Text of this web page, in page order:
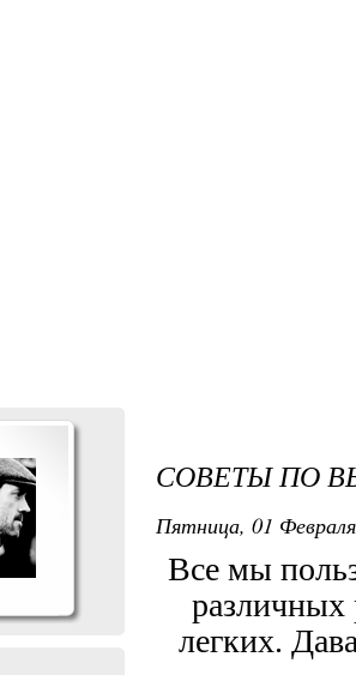
СОВЕТЫ ПО
Пятница, 01
Все мы
различных
легких.